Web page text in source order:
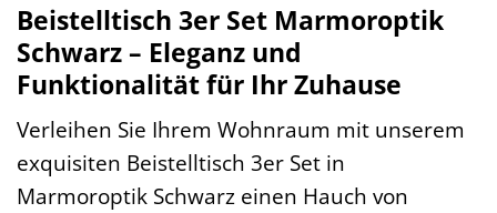
Beistelltisch 3er Set Marmoroptik
Schwarz – Eleganz und
Funktionalität für Ihr Zuhause
Verleihen Sie Ihrem Wohnraum mit unserem
exquisiten Beistelltisch 3er Set in
Marmoroptik Schwarz einen Hauch von